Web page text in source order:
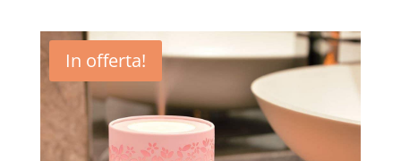
In offerta!